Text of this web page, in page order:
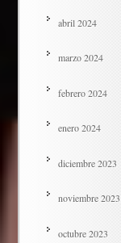
abril 2024
marzo 2024
febrero 2024
enero 2024
diciembre 2023
noviembre 2023
octubre 2023